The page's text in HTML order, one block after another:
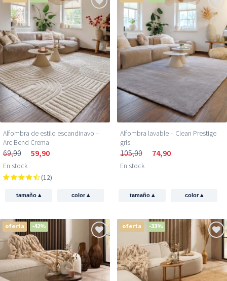
Alfombra de estilo escandinavo –
Arc Bend Crema
69,90 59,90
En stock
(12)
tamaño ▴ color▴
Alfombra lavable – Clean Prestige
gris
105,00 74,90
En stock
tamaño ▴ color▴
oferta -42% oferta -33%